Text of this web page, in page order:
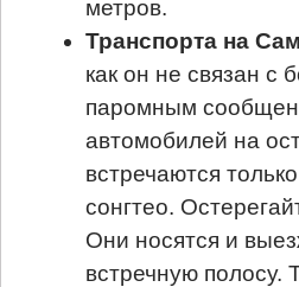
метров.
Транспорта на
как он не связан с
паромным
автомобилей на
встречаются
сонгтео.
Они носятся и
встречную полосу.